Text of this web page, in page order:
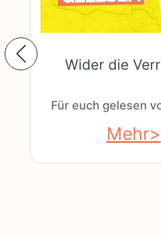
Wider die
Für euch gelesen
Mehr